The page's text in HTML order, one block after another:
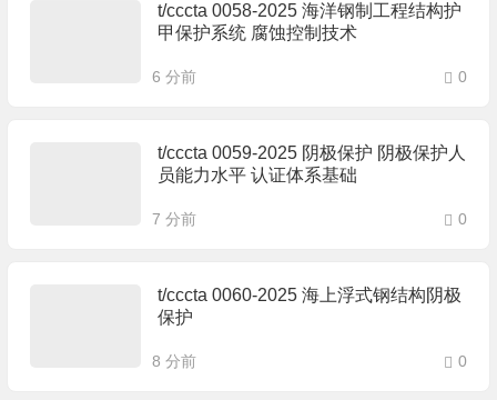
t/cccta 0058-2025 海洋钢制工程结构护
甲保护系统 腐蚀控制技术
6 分前 0
t/cccta 0059-2025 阴极保护 阴极保护人
员能力水平 认证体系基础
7 分前 0
t/cccta 0060-2025 海上浮式钢结构阴极
保护
8 分前 0